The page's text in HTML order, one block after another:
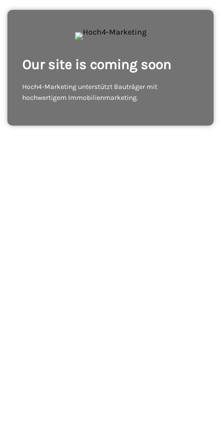
Our site is coming soon
Hoch4-Marketing unterstützt Bauträger mit
hochwertigem Immobilienmarketing.